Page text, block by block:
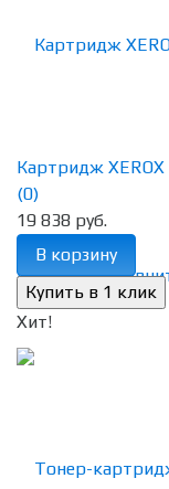
избранное
Картридж
(0)
19 838 руб.
В корзину
Хит!